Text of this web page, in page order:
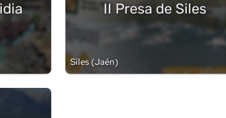
II Presa de Siles
Siles (Jaén)